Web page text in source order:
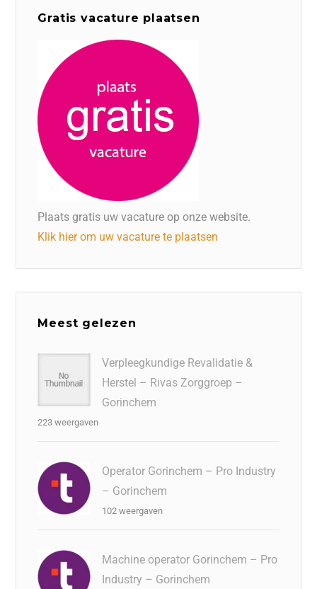
Gratis vacature plaatsen
Plaats gratis uw vacature op onze website.
Klik hier om uw vacature te plaatsen
Meest gelezen
Verpleegkundige Revalidatie &
Herstel – Rivas Zorggroep –
Gorinchem
223 weergaven
Operator Gorinchem – Pro Industry
– Gorinchem
102 weergaven
Machine operator Gorinchem – Pro
Industry – Gorinchem